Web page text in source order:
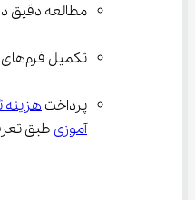
مطالعه دقیق
تکمیل فرم‌های مربوطه و ارائه مدارک مورد نیاز
پرداخت
آموزی طبق تعرفه‌های